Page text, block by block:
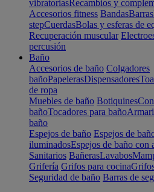
vibratoriasRecambios y
Accesorios fitness BandasBarras
stepCuerdasBolas y esferas de
Recuperación muscular
percusión
Baño
Accesorios de baño Colgadores
bañoPapelerasDispensadores
de ropa
Muebles de baño Botiquines
bañoTocadores para baño
baño
Espejos de baño Espejos de
iluminadosEspejos de baño con
Sanitarios BañerasLavabos
Grifería Grifos para cocina
Seguridad de baño Barras de